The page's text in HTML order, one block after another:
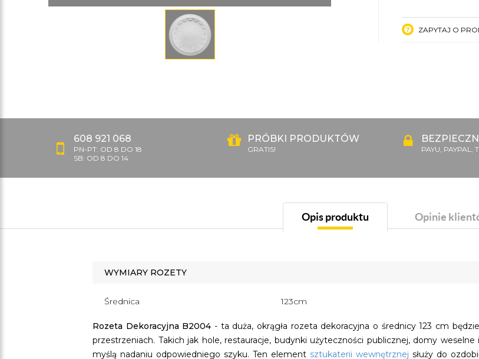
ZAPYTAJ O
608 921 068
PN-PT: OD 8 DO 18
SB: OD 8 DO 14
PRÓBKI PRODUKTÓW
GRATIS! PAYU, PAYPAL,
Opis produktu Opinie
WYMIARY ROZETY
Średnica 123cm
Rozeta Dekoracyjna B2004 - ta duża, okrągła rozeta dekoracyjna o średnicy 123 cm
przestrzeniach. Takich jak hole, restauracje, budynki użyteczności publicznej, domy
myślą nadaniu odpowiedniego szyku. Ten element sztukaterii wewnętrznej służy do